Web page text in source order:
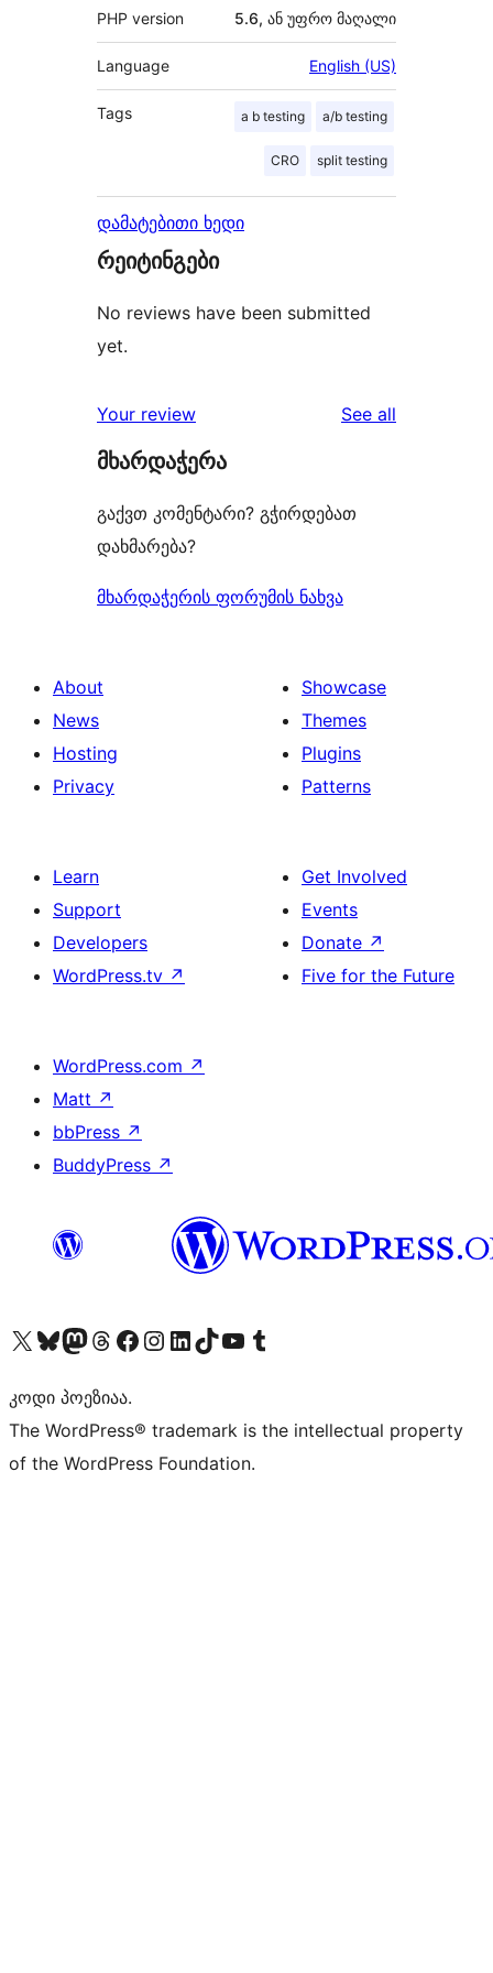
PHP version 5.6, ან უფრო მაღალი
Language English (US)
Tags a b testing a/b testing
CRO split testing
დამატებითი ხედი
რეიტინგები
No reviews have been submitted
yet.
Your review See all
მხარდაჭერა
გაქვთ კომენტარი? გჭირდებათ
დახმარება?
მხარდაჭერის ფორუმის ნახვა
About
News
Hosting
Privacy
Showcase
Themes
Plugins
Patterns
Learn
Support
Developers
WordPress.tv ↗
Get Involved
Events
Donate ↗
Five for the Future
WordPress.com ↗
Matt ↗
bbPress ↗
BuddyPress ↗
Visit our X (formerly Twitter) account
Visit our Bluesky account
Visit our Mastodon account
Visit our Threads account
Visit our Facebook page
Visit our Instagram account
Visit our LinkedIn account
Visit our TikTok account
Visit our YouTube channel
Visit our Tumblr account
კოდი პოეზიაა.
The WordPress® trademark is the intellectual property
of the WordPress Foundation.